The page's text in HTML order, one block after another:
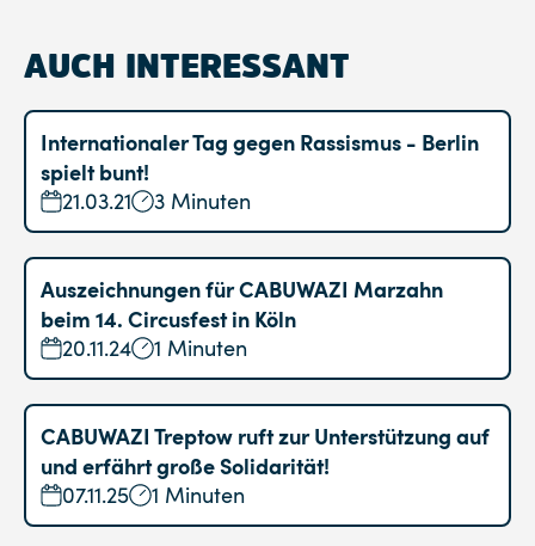
AUCH INTERESSANT
Internationaler Tag gegen Rassismus - Berlin
spielt bunt!
21.03.21 3 Minuten
Auszeichnungen für CABUWAZI Marzahn
beim 14. Circusfest in Köln
20.11.24 1 Minuten
CABUWAZI Treptow ruft zur Unterstützung auf
und erfährt große Solidarität!
07.11.25 1 Minuten